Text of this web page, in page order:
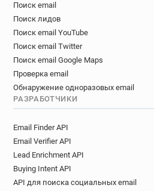
Поиск email
Поиск лидов
Поиск email YouTube
Поиск email Twitter
Поиск email Google Maps
Проверка email
Обнаружение одноразовых email
РАЗРАБОТЧИКИ
Email Finder API
Email Verifier API
Lead Enrichment API
Buying Intent API
API для поиска социальных email